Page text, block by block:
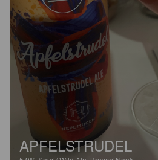
APFELSTRUDEL